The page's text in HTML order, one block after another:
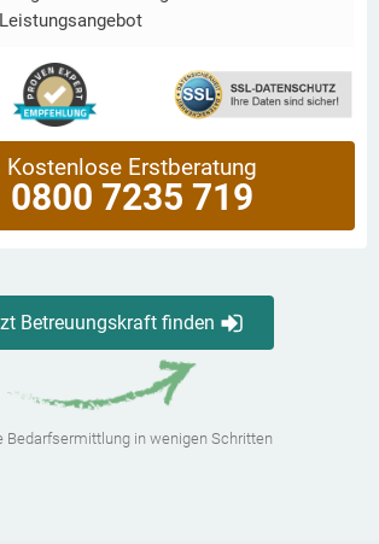
Kostenlose Erstberatung
0800 7235 719
Betreuungskraft finden
Bedarfsermittlung in wenigen Schritten